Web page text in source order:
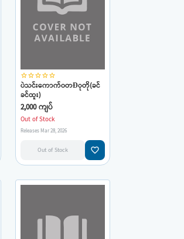
star_borderstar_borderstar_borderstar_borderstar_border
ပဲသင်းကောက်ဝတÐုတို(ခင်
ခင်ထူး)
2,000 ကျပ်
Out of Stock
Releases Mar 28, 2026
Out of Stock favorite_border